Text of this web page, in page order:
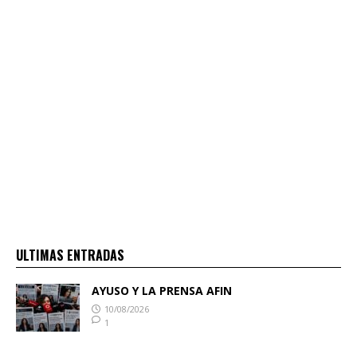
ULTIMAS ENTRADAS
AYUSO Y LA PRENSA AFIN
10/08/2026
1